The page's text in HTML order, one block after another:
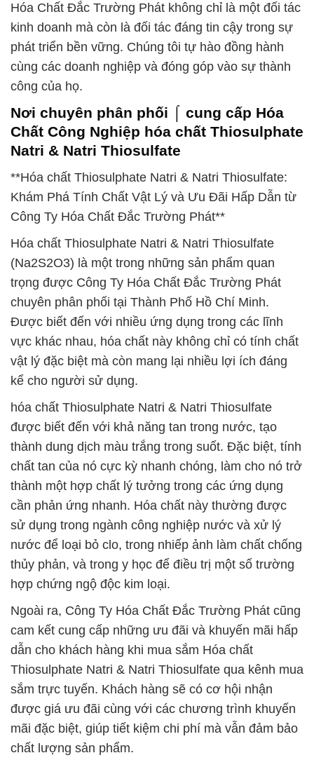
Hóa Chất Đắc Trường Phát không chỉ là một đối tác
kinh doanh mà còn là đối tác đáng tin cậy trong sự
phát triển bền vững. Chúng tôi tự hào đồng hành
cùng các doanh nghiệp và đóng góp vào sự thành
công của họ.
Nơi chuyên phân phối ⌠ cung cấp Hóa
Chất Công Nghiệp hóa chất Thiosulphate
Natri & Natri Thiosulfate
**Hóa chất Thiosulphate Natri & Natri Thiosulfate:
Khám Phá Tính Chất Vật Lý và Ưu Đãi Hấp Dẫn từ
Công Ty Hóa Chất Đắc Trường Phát**
Hóa chất Thiosulphate Natri & Natri Thiosulfate
(Na2S2O3) là một trong những sản phẩm quan
trọng được Công Ty Hóa Chất Đắc Trường Phát
chuyên phân phối tại Thành Phố Hồ Chí Minh.
Được biết đến với nhiều ứng dụng trong các lĩnh
vực khác nhau, hóa chất này không chỉ có tính chất
vật lý đặc biệt mà còn mang lại nhiều lợi ích đáng
kể cho người sử dụng.
hóa chất Thiosulphate Natri & Natri Thiosulfate
được biết đến với khả năng tan trong nước, tạo
thành dung dịch màu trắng trong suốt. Đặc biệt, tính
chất tan của nó cực kỳ nhanh chóng, làm cho nó trở
thành một hợp chất lý tưởng trong các ứng dụng
cần phản ứng nhanh. Hóa chất này thường được
sử dụng trong ngành công nghiệp nước và xử lý
nước để loại bỏ clo, trong nhiếp ảnh làm chất chống
thủy phản, và trong y học để điều trị một số trường
hợp chứng ngộ độc kim loại.
Ngoài ra, Công Ty Hóa Chất Đắc Trường Phát cũng
cam kết cung cấp những ưu đãi và khuyến mãi hấp
dẫn cho khách hàng khi mua sắm Hóa chất
Thiosulphate Natri & Natri Thiosulfate qua kênh mua
sắm trực tuyến. Khách hàng sẽ có cơ hội nhận
được giá ưu đãi cùng với các chương trình khuyến
mãi đặc biệt, giúp tiết kiệm chi phí mà vẫn đảm bảo
chất lượng sản phẩm.